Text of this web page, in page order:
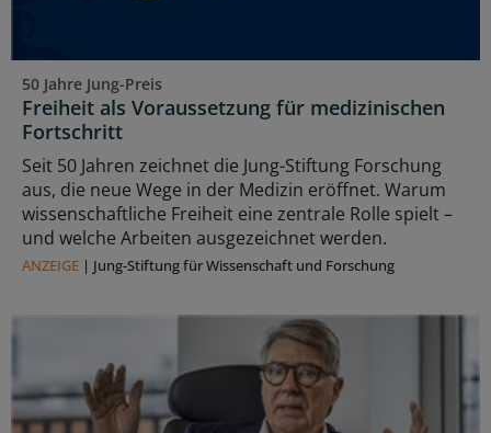
50 Jahre Jung-Preis
Freiheit als Voraussetzung für medizinischen
Fortschritt
Seit 50 Jahren zeichnet die Jung-Stiftung Forschung
aus, die neue Wege in der Medizin eröffnet. Warum
wissenschaftliche Freiheit eine zentrale Rolle spielt –
und welche Arbeiten ausgezeichnet werden.
ANZEIGE | Jung-Stiftung für Wissenschaft und Forschung